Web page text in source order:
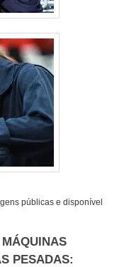
públicas e disponível
PESADAS: